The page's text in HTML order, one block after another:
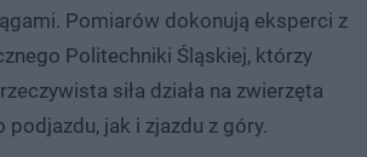
Pomiarów dokonują eksperci z
Politechniki Śląskiej, którzy
siła działa na zwierzęta
jak i zjazdu z góry.